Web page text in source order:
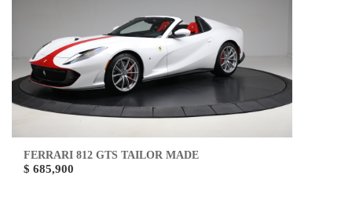
FERRARI 812 GTS TAILOR MADE
$ 685,900